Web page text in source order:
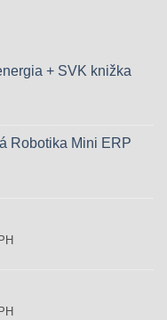
+ SVK knižka
Robotika Mini ERP